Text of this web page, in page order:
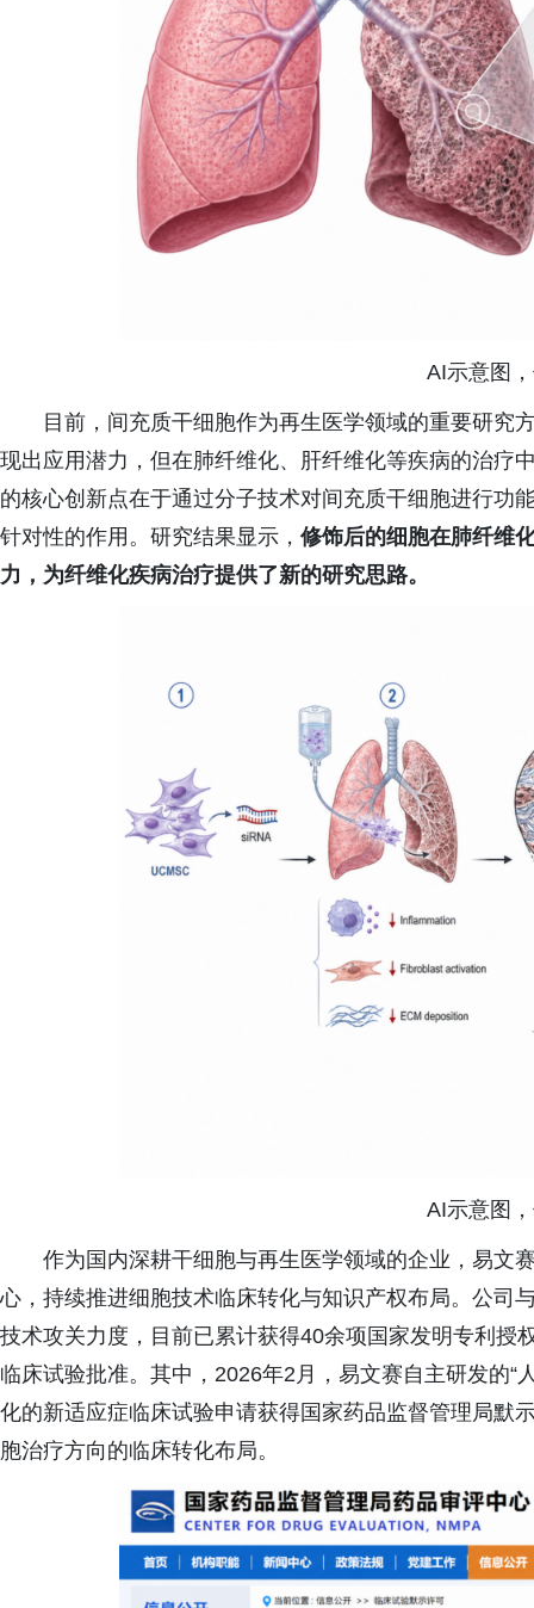
AI示意图
目前，间充质干细胞作为再生医学领域的重要研究
现出应用潜力，但在肺纤维化、肝纤维化等疾病的治疗
的核心创新点在于通过分子技术对间充质干细胞进行功
针对性的作用。研究结果显示， 修饰后的细胞在肺纤维
力，为纤维化疾病治疗提供了新的研究思路。
AI示意图
作为国内深耕干细胞与再生医学领域的企业，易文
心，持续推进细胞技术临床转化与知识产权布局。公司
技术攻关力度，目前已累计获得40余项国家发明专利授
临床试验批准。其中，2026年2月，易文赛自主研发的“
化的新适应症临床试验申请获得国家药品监督管理局默
胞治疗方向的临床转化布局。